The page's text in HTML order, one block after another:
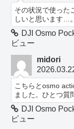
その状況で使った
しいと思います…。
DJI Osmo
ビュー
midori
こちらとosmo
ました。ひとつ質
DJI Osmo
ビュー